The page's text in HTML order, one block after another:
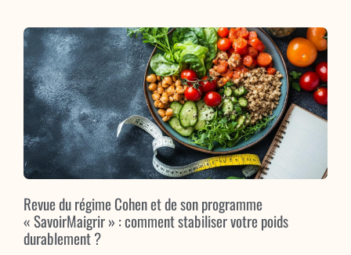
Revue du régime Cohen et de son programme
« SavoirMaigrir » : comment stabiliser votre poids
durablement ?